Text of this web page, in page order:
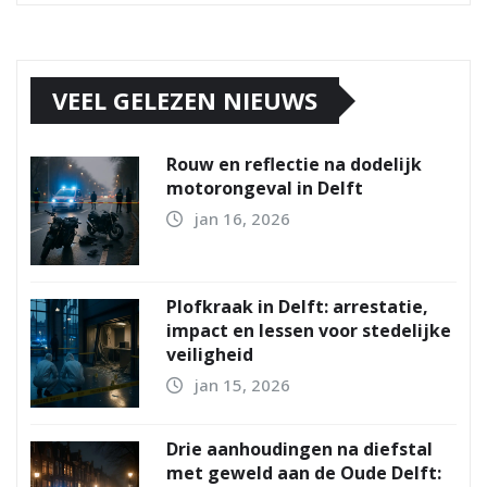
VEEL GELEZEN NIEUWS
Rouw en reflectie na dodelijk
motorongeval in Delft
jan 16, 2026
Plofkraak in Delft: arrestatie,
impact en lessen voor stedelijke
veiligheid
jan 15, 2026
Drie aanhoudingen na diefstal
met geweld aan de Oude Delft: